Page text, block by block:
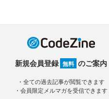
新規会員登録 無料 のご案内
・全ての過去記事が閲覧できます
・会員限定メルマガを受信できます